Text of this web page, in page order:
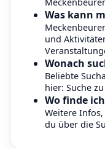
Was kann
und
Wonach
Beliebte
hier: Suche
Wo finde
Weitere
du über die